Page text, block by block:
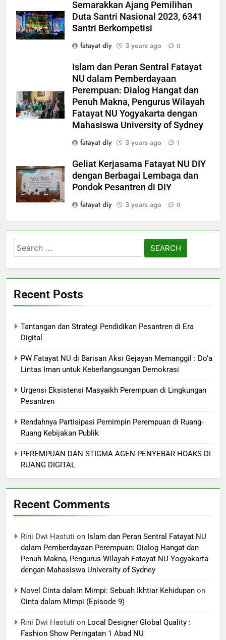
Semarakkan Ajang Pemilihan
Duta Santri Nasional 2023, 6341
Santri Berkompetisi
fatayat diy
3 years ago 0
Islam dan Peran Sentral Fatayat
NU dalam Pemberdayaan
Perempuan: Dialog Hangat dan
Penuh Makna, Pengurus Wilayah
Fatayat NU Yogyakarta dengan
Mahasiswa University of Sydney
fatayat diy
3 years ago 1
Geliat Kerjasama Fatayat NU DIY
dengan Berbagai Lembaga dan
Pondok Pesantren di DIY
fatayat diy
3 years ago 0
Search
for:
Recent Posts
Tantangan dan Strategi Pendidikan Pesantren di Era
Digital
PW Fatayat NU di Barisan Aksi Gejayan Memanggil : Do’a
Lintas Iman untuk Keberlangsungan Demokrasi
Urgensi Eksistensi Masyaikh Perempuan di Lingkungan
Pesantren
Rendahnya Partisipasi Pemimpin Perempuan di Ruang-
Ruang Kebijakan Publik
PEREMPUAN DAN STIGMA AGEN PENYEBAR HOAKS DI
RUANG DIGITAL
Recent Comments
Rini Dwi Hastuti on Islam dan Peran Sentral Fatayat NU
dalam Pemberdayaan Perempuan: Dialog Hangat dan
Penuh Makna, Pengurus Wilayah Fatayat NU Yogyakarta
dengan Mahasiswa University of Sydney
Novel Cinta dalam Mimpi: Sebuah Ikhtiar Kehidupan on
Cinta dalam Mimpi (Episode 9)
Rini Dwi Hastuti on Local Designer Global Quality :
Fashion Show Peringatan 1 Abad NU